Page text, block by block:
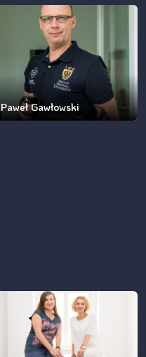
Paweł Gawłowski